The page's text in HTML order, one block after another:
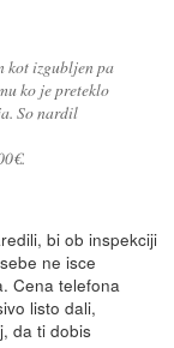
kot izgubljen pa
ko je preteklo
So nardil
bi ob inspekciji
ne isce
Cena telefona
listo dali,
da ti dobis